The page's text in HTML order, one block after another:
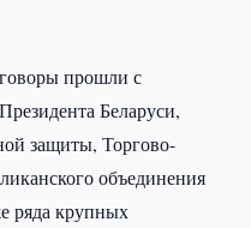
прошли с
Беларуси,
защиты, Торгово-
объединения
ряда крупных